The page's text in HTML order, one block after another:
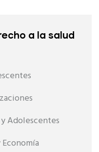
a la salud
Adolescentes